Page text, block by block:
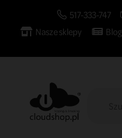
517-333-747
Nasze sklepy
Blog